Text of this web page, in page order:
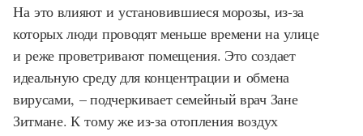
На это влияют и установившиеся морозы, из-за
которых люди проводят меньше времени на улице
и реже проветривают помещения. Это создает
идеальную среду для концентрации и обмена
вирусами, – подчеркивает семейный врач Зане
Зитмане. К тому же из-за отопления воздух